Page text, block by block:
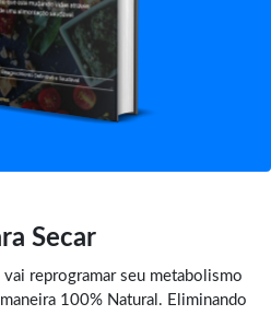
Secar
reprogramar seu metabolismo
100% Natural. Eliminando